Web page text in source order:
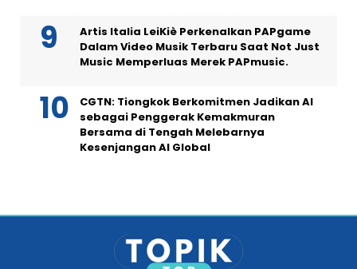
Artis Italia LeiKiè Perkenalkan PAPgame
Dalam Video Musik Terbaru Saat Not Just
Music Memperluas Merek PAPmusic.
CGTN: Tiongkok Berkomitmen Jadikan AI
sebagai Penggerak Kemakmuran
Bersama di Tengah Melebarnya
Kesenjangan AI Global